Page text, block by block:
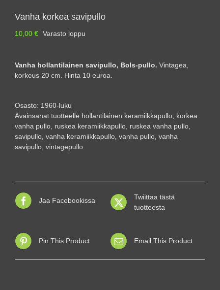
Vanha korkea savipullo
10,00 € Varasto loppu
Vanha hollantilainen savipullo, Bols-pullo. Vintagea,
korkeus 20 cm. Hinta 10 euroa.
Osasto: 1960-luku
Avainsanat tuotteelle hollantilainen keramiikkapullo korkea
vanha pullo ruskea keramiikkapullo ruskea vanha pullo
savipullo vanha keramiikkapullo vanha pullo vanha
savipullo vintagepullo
Jaa Facebookissa
Twiittaa tästä
tuotteesta
Pin This Product Email This Product